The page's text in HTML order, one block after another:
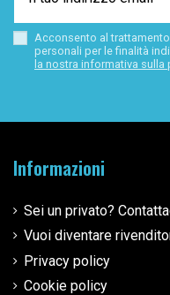
Acconsento al
personali per le finalità
la nostra informativa sulla
Informazioni
Sei un privato?
Vuoi diventare
Privacy policy
Cookie policy